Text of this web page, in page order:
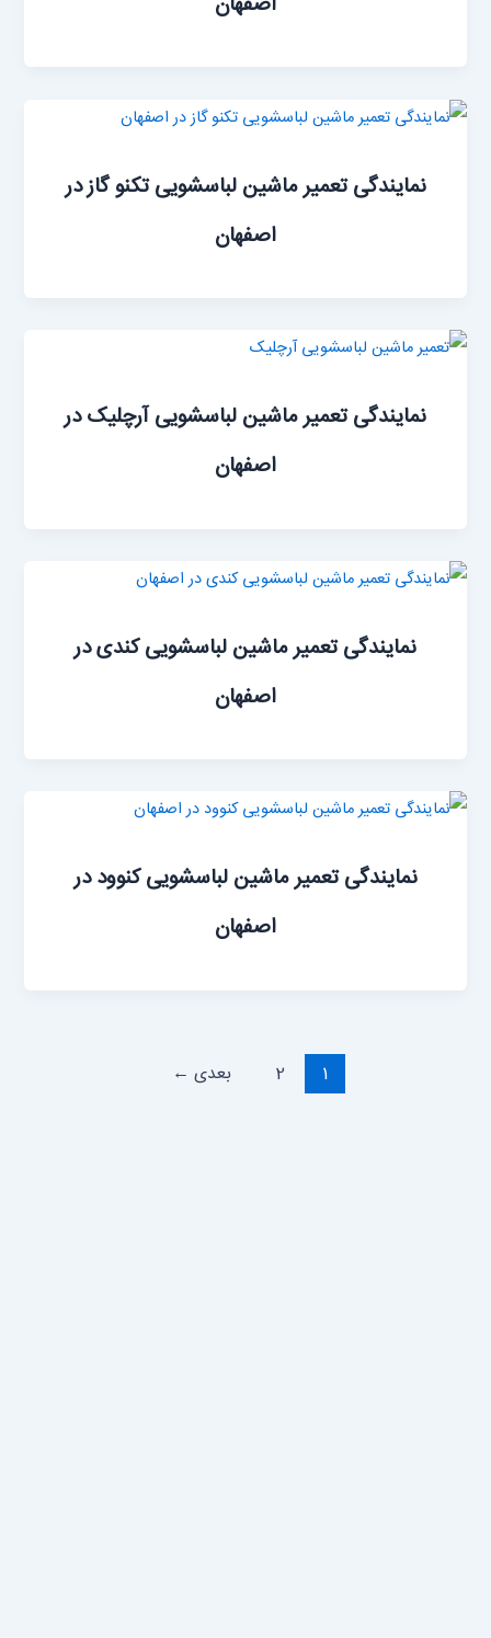
نمایندگی تعمیر ماشین لباسشویی تکنو گاز در
اصفهان
نمایندگی تعمیر ماشین لباسشویی آرچلیک در
اصفهان
نمایندگی تعمیر ماشین‌ لباسشویی کندی در
اصفهان
نمایندگی تعمیر ماشین ‌لباسشویی کنوود در
اصفهان
1
2 بعدی ←